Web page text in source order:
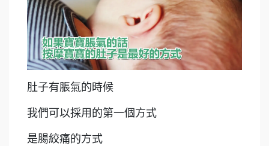
肚子有脹氣的時候
我們可以採用的第一個方式
是腸絞痛的方式